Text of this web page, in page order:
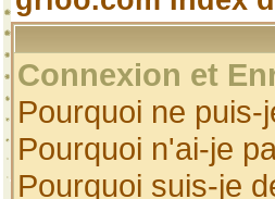
Connexion et
Pourquoi ne
Pourquoi n'ai-je
Pourquoi suis-je